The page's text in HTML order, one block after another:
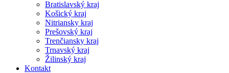
Bratislavský kraj
Košický kraj
Nitriansky kraj
Prešovský kraj
Trenčiansky kraj
Trnavský kraj
Žilinský kraj
Kontakt